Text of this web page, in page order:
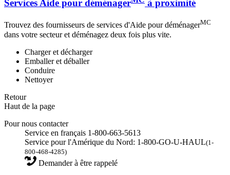
Services Aide pour déménager à proximité
Trouvez des fournisseurs de services d'Aide pour déménagerMC
dans votre secteur et déménagez deux fois plus vite.
Charger et décharger
Emballer et déballer
Conduire
Nettoyer
Retour
Haut de la page
Pour nous contacter
Service en français 1-800-663-5613
Service pour l'Amérique du Nord: 1-800-GO-U-HAUL(1-
800-468-4285)
Demander à être rappelé